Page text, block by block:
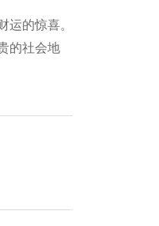
的惊喜。
的社会地